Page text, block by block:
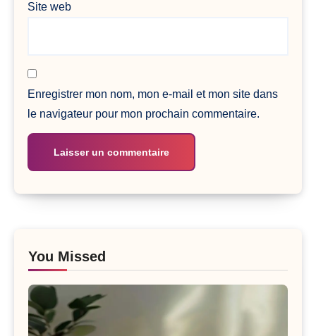
Site web
Enregistrer mon nom, mon e-mail et mon site dans
le navigateur pour mon prochain commentaire.
You Missed